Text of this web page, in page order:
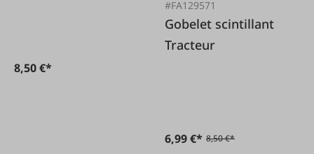
8,50 €*
#FA129571
Gobelet scintillant
Tracteur
6,99 €* 8,50 €*